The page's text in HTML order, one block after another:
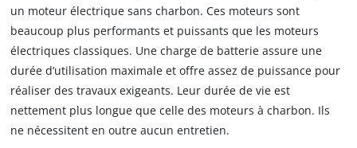
un moteur électrique sans charbon. Ces moteurs sont
beaucoup plus performants et puissants que les moteurs
électriques classiques. Une charge de batterie assure une
durée d’utilisation maximale et offre assez de puissance pour
réaliser des travaux exigeants. Leur durée de vie est
nettement plus longue que celle des moteurs à charbon. Ils
ne nécessitent en outre aucun entretien.